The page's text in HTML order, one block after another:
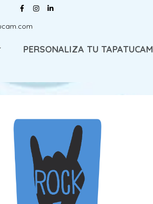
PERSONALIZA TU TAPATUCAM